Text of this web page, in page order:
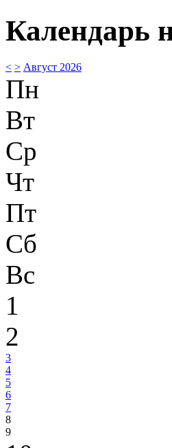
Календарь
< > Август 2026
Пн
Вт
Ср
Чт
Пт
Сб
Вс
1
2
3
4
5
6
7
8
9